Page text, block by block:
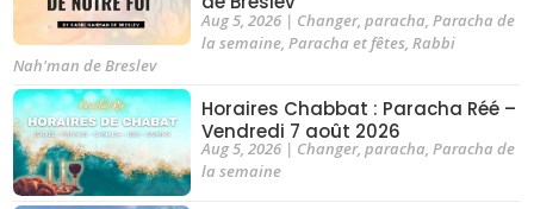
Aug 5, 2026| Changer, paracha, Paracha de
la semaine, Paracha et fêtes, Rabbi
Nah'man de Breslev
Horaires Chabbat : Paracha Réé –
Vendredi 7 août 2026
Aug 5, 2026| Changer, paracha, Paracha de
la semaine